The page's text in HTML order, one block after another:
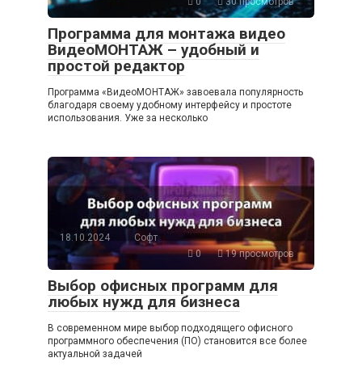
Программа для монтажа видео
ВидеоМОНТАЖ – удобный и
простой редактор
Программа «ВидеоМОНТАЖ» завоевала популярность
благодаря своему удобному интерфейсу и простоте
использования. Уже за несколько
18.10.2024
Софт
0
19 просмотров
Выбор офисных программ для
любых нужд для бизнеса
В современном мире выбор подходящего офисного
программного обеспечения (ПО) становится все более
актуальной задачей